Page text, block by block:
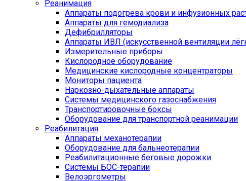
Реанимация
Аппараты подогрева крови и инфузионных
Аппараты для гемодиализа
Дефибрилляторы
Аппараты ИВЛ (искусственной вентиляции
Измерительные приборы
Кислородное оборудование
Медицинские кислородные концентраторы
Мониторы пациента
Наркозно-дыхательные аппараты
Системы медицинского газоснабжения
Транспортировочные боксы
Оборудование для транспортной реанимации
Реабилитация
Аппараты механотерапии
Оборудование для бальнеотерапии
Реабилитационные беговые дорожки
Системы БОС-терапии
Велоэргометры